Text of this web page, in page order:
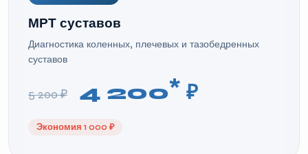
МРТ суставов
Диагностика коленных, плечевых и тазобедренных
суставов
5 200 ₽ 4 200* ₽
Экономия 1 000 ₽